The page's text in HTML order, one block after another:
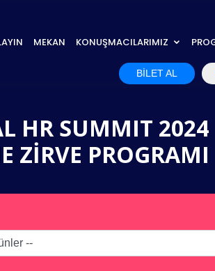
MEKAN KONUŞMACILARIMIZ
BİLET AL
HR SUMMIT 2024
ZİRVE PROGRAMI